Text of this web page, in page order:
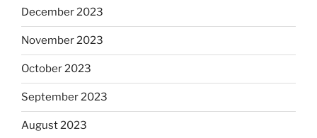
December 2023
November 2023
October 2023
September 2023
August 2023